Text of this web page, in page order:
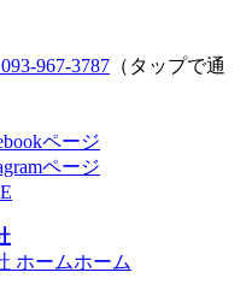
093-967-3787 （タップで通
ホーム